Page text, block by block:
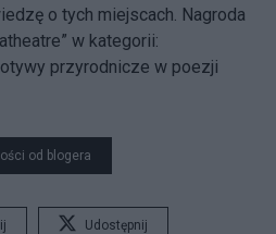
o tych miejscach. Nagroda
w kategorii:
przyrodnicze w poezji
od blogera
Udostępnij